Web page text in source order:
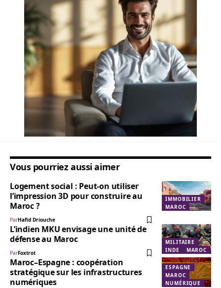
Vous pourriez aussi aimer
IMMOBILIER
MAROC
Logement social : Peut-on utiliser
l’impression 3D pour construire au
Maroc ?
ParHafid Driouche
MILITAIRE
INDE
MAROC
L’indien MKU envisage une unité de
défense au Maroc
ParFoxtrot
ESPAGNE
MAROC
NUMÉRIQUE
Maroc–Espagne : coopération
stratégique sur les infrastructures
numériques